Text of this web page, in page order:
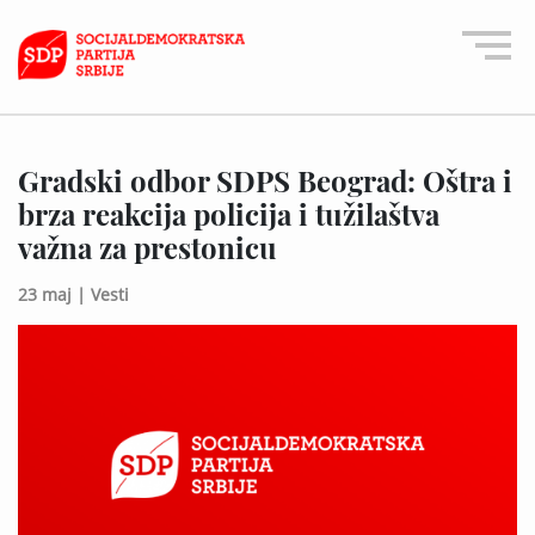
Gradski odbor SDPS Beograd: Oštra i
brza reakcija policija i tužilaštva
važna za prestonicu
23 maj | Vesti